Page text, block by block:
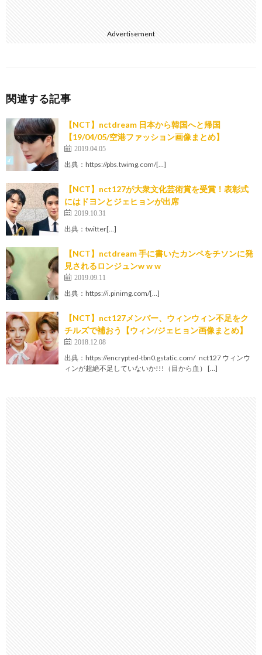
Advertisement
関連する記事
【NCT】nctdream 日本から韓国へと帰国
【19/04/05/空港ファッション画像まとめ】
2019.04.05
出典：https://pbs.twimg.com/[…]
【NCT】nct127が大衆文化芸術賞を受賞！表彰式
にはドヨンとジェヒョンが出席
2019.10.31
出典：twitter[…]
【NCT】nctdream 手に書いたカンペをチソンに発
見されるロンジュンw w w
2019.09.11
出典：https://i.pinimg.com/[…]
【NCT】nct127メンバー、ウィンウィン不足をク
チルズで補おう【ウィン/ジェヒョン画像まとめ】
2018.12.08
出典：https://encrypted-tbn0.gstatic.com/ nct127 ウィンウ
ィンが超絶不足していないか!!!（目から血） […]